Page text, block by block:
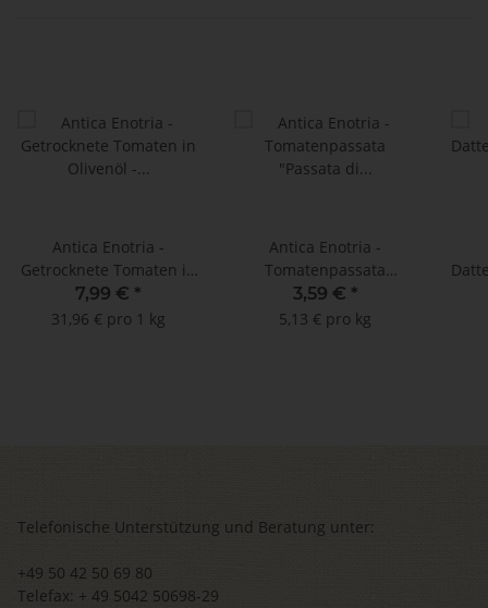
Antica Enotria -
Getrocknete Tomaten in
Olivenöl - 250 g
7,99 € *
31,96 € pro 1 kg
Antica Enotria -
Tomatenpassata
"Passata di pomodoro" -
700 g
3,59 € *
5,13 € pro kg
Telefonische Unterstützung und Beratung unter:
+49 50 42 50 69 80
Telefax: + 49 5042 50698-29